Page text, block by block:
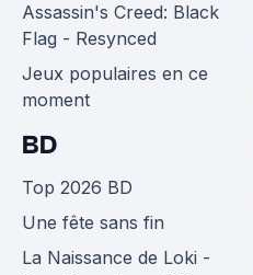
Assassin's Creed: Black
Flag - Resynced
Jeux populaires en ce
moment
BD
Top 2026 BD
Une fête sans fin
La Naissance de Loki -